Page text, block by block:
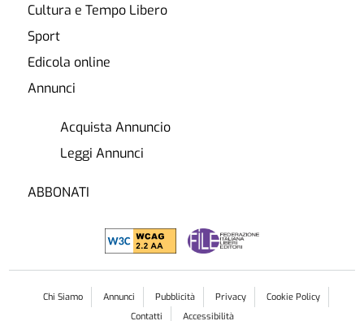
Cultura e Tempo Libero
Sport
Edicola online
Annunci
Acquista Annuncio
Leggi Annunci
ABBONATI
Chi Siamo Annunci Pubblicità Privacy
Cookie Policy
Contatti
Accessibilità